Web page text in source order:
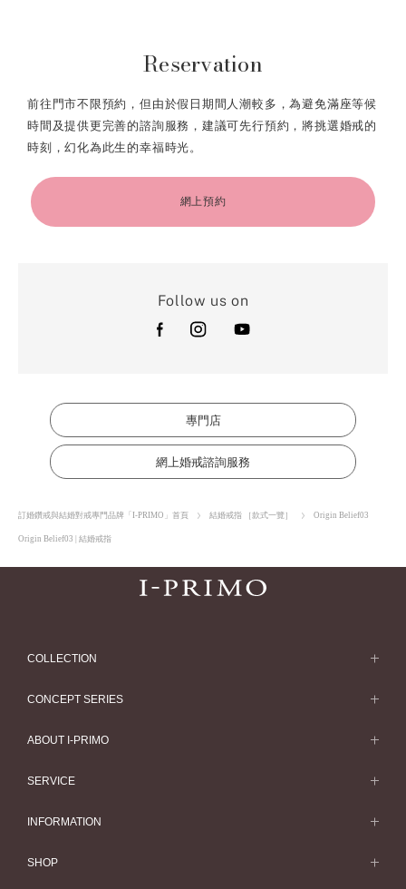
Reservation
前往門市不限預約，但由於假日期間人潮較多，為避免滿座等候
時間及提供更完善的諮詢服務，建議可先行預約，將挑選婚戒的
時刻，幻化為此生的幸福時光。
網上預約
Follow us on
專門店
網上婚戒諮詢服務
訂婚鑽戒與結婚對戒專門品牌「I-PRIMO」首頁 結婚戒指 ［款式一覽］ Origin Belief03
Origin Belief03 | 結婚戒指
COLLECTION
結婚套戒
結婚套戒一覽
CONCEPT SERIES
HATSUSORA
ABOUT I-PRIMO
SERVICE
INFORMATION
SHOP